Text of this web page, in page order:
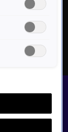
de
hem wordt